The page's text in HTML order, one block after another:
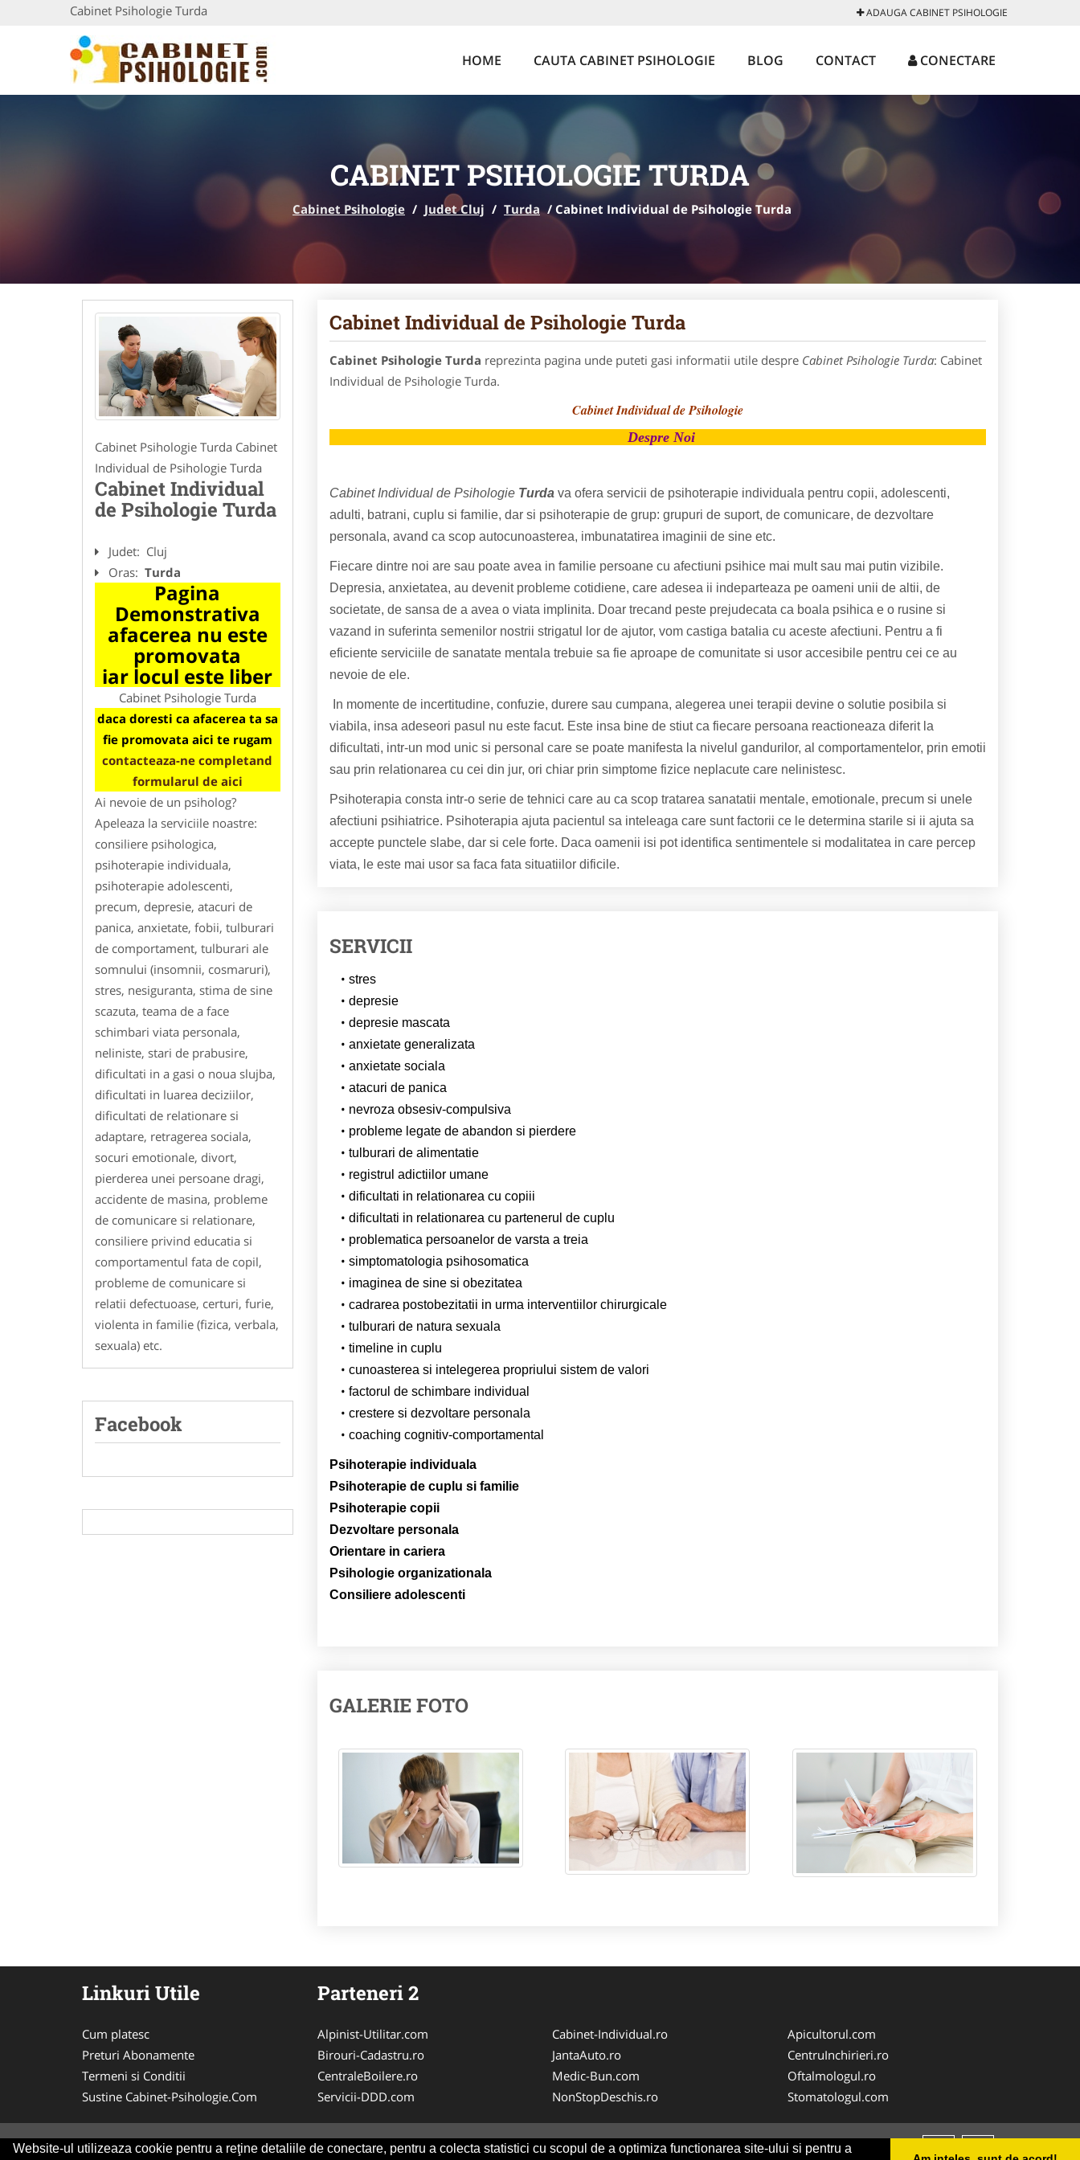
Website-ul utilizeaza cookie pentru a reţine detaliile de conectare, pentru a colecta statistici cu scopul de a optimiza functionarea site-ului si pentru a
Cabinet Psihologie Turda ADAUGA CABINET PSIHOLOGIE
HOME CAUTA CABINET PSIHOLOGIE BLOG CONTACT CONECTARE
CABINET PSIHOLOGIE TURDA
Cabinet Psihologie / Judet Cluj / Turda / Cabinet Individual de Psihologie Turda
Cabinet Psihologie Turda Cabinet
Individual de Psihologie Turda
Cabinet Individual
de Psihologie Turda
Judet: Cluj
Oras: Turda
Pagina
Demonstrativa
afacerea nu este
promovata
iar locul este liber
Cabinet Psihologie Turda
daca doresti ca afacerea ta sa
fie promovata aici te rugam
contacteaza-ne completand
formularul de aici
Ai nevoie de un psiholog?
Apeleaza la serviciile noastre:
consiliere psihologica,
psihoterapie individuala,
psihoterapie adolescenti,
precum, depresie, atacuri de
panica, anxietate, fobii, tulburari
de comportament, tulburari ale
somnului (insomnii, cosmaruri),
stres, nesiguranta, stima de sine
scazuta, teama de a face
schimbari viata personala,
neliniste, stari de prabusire,
dificultati in a gasi o noua slujba,
dificultati in luarea deciziilor,
dificultati de relationare si
adaptare, retragerea sociala,
socuri emotionale, divort,
pierderea unei persoane dragi,
accidente de masina, probleme
de comunicare si relationare,
consiliere privind educatia si
comportamentul fata de copil,
probleme de comunicare si
relatii defectuoase, certuri, furie,
violenta in familie (fizica, verbala,
sexuala) etc.
Facebook
Cabinet Individual de Psihologie Turda
Cabinet Psihologie Turda reprezinta pagina unde puteti gasi informatii utile despre Cabinet Psihologie Turda: Cabinet
Individual de Psihologie Turda.
Cabinet Individual de Psihologie
Despre Noi
Cabinet Individual de Psihologie Turda va ofera servicii de psihoterapie individuala pentru copii, adolescenti,
adulti, batrani, cuplu si familie, dar si psihoterapie de grup: grupuri de suport, de comunicare, de dezvoltare
personala, avand ca scop autocunoasterea, imbunatatirea imaginii de sine etc.
Fiecare dintre noi are sau poate avea in familie persoane cu afectiuni psihice mai mult sau mai putin vizibile.
Depresia, anxietatea, au devenit probleme cotidiene, care adesea ii indeparteaza pe oameni unii de altii, de
societate, de sansa de a avea o viata implinita. Doar trecand peste prejudecata ca boala psihica e o rusine si
vazand in suferinta semenilor nostrii strigatul lor de ajutor, vom castiga batalia cu aceste afectiuni. Pentru a fi
eficiente serviciile de sanatate mentala trebuie sa fie aproape de comunitate si usor accesibile pentru cei ce au
nevoie de ele.
In momente de incertitudine, confuzie, durere sau cumpana, alegerea unei terapii devine o solutie posibila si
viabila, insa adeseori pasul nu este facut. Este insa bine de stiut ca fiecare persoana reactioneaza diferit la
dificultati, intr-un mod unic si personal care se poate manifesta la nivelul gandurilor, al comportamentelor, prin emotii
sau prin relationarea cu cei din jur, ori chiar prin simptome fizice neplacute care nelinistesc.
Psihoterapia consta intr-o serie de tehnici care au ca scop tratarea sanatatii mentale, emotionale, precum si unele
afectiuni psihiatrice. Psihoterapia ajuta pacientul sa inteleaga care sunt factorii ce le determina starile si ii ajuta sa
accepte punctele slabe, dar si cele forte. Daca oamenii isi pot identifica sentimentele si modalitatea in care percep
viata, le este mai usor sa faca fata situatiilor dificile.
SERVICII
stres
depresie
depresie mascata
anxietate generalizata
anxietate sociala
atacuri de panica
nevroza obsesiv-compulsiva
probleme legate de abandon si pierdere
tulburari de alimentatie
registrul adictiilor umane
dificultati in relationarea cu copiii
dificultati in relationarea cu partenerul de cuplu
problematica persoanelor de varsta a treia
simptomatologia psihosomatica
imaginea de sine si obezitatea
cadrarea postobezitatii in urma interventiilor chirurgicale
tulburari de natura sexuala
timeline in cuplu
cunoasterea si intelegerea propriului sistem de valori
factorul de schimbare individual
crestere si dezvoltare personala
coaching cognitiv-comportamental
Psihoterapie individuala
Psihoterapie de cuplu si familie
Psihoterapie copii
Dezvoltare personala
Orientare in cariera
Psihologie organizationala
Consiliere adolescenti
GALERIE FOTO
Linkuri Utile
Cum platesc
Preturi Abonamente
Termeni si Conditii
Sustine Cabinet-Psihologie.Com
Parteneri 2
Alpinist-Utilitar.com
Birouri-Cadastru.ro
CentraleBoilere.ro
Servicii-DDD.com
Cabinet-Individual.ro
JantaAuto.ro
Medic-Bun.com
NonStopDeschis.ro
Apicultorul.com
CentruInchirieri.ro
Oftalmologul.ro
Stomatologul.com
© 2014-2026 Powered byVilonMedia& Tokaido Consult/a> - ANPC SOL